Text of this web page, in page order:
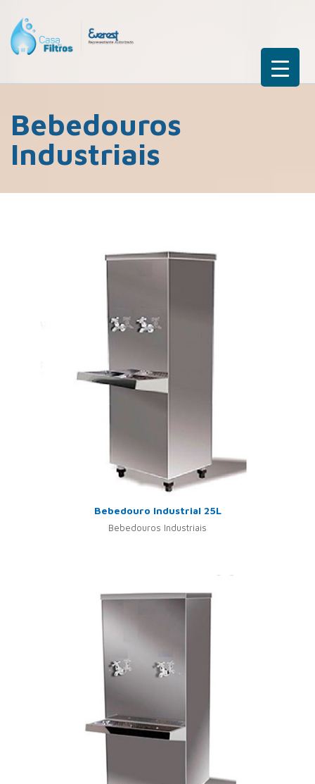
Bebedouros
Industriais
Bebedouro Industrial 25L
Bebedouros Industriais